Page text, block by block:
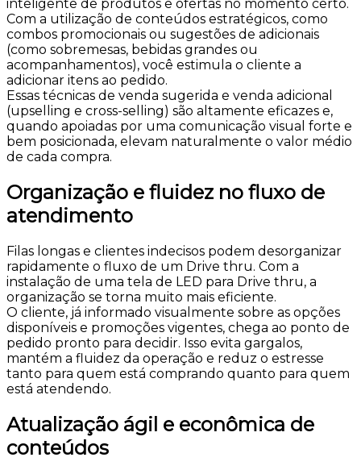
inteligente de produtos e ofertas no momento certo.
Com a utilização de conteúdos estratégicos, como
combos promocionais ou sugestões de adicionais
(como sobremesas, bebidas grandes ou
acompanhamentos), você estimula o cliente a
adicionar itens ao pedido.
Essas técnicas de venda sugerida e venda adicional
(upselling e cross-selling) são altamente eficazes e,
quando apoiadas por uma comunicação visual forte e
bem posicionada, elevam naturalmente o valor médio
de cada compra.
Organização e fluidez no fluxo de
atendimento
Filas longas e clientes indecisos podem desorganizar
rapidamente o fluxo de um Drive thru. Com a
instalação de uma tela de LED para Drive thru, a
organização se torna muito mais eficiente.
O cliente, já informado visualmente sobre as opções
disponíveis e promoções vigentes, chega ao ponto de
pedido pronto para decidir. Isso evita gargalos,
mantém a fluidez da operação e reduz o estresse
tanto para quem está comprando quanto para quem
está atendendo.
Atualização ágil e econômica de
conteúdos